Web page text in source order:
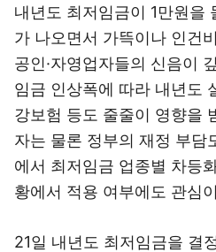
내년도 최저임금이 1만원을
가 나오면서 가뜩이나 인건
공인·자영업자들의 신음이
임금 인상폭에 따라 내년도
강보험 등도 줄줄이 영향을
자는 물론 정부의 재정 부담
에서 최저임금 업종별 차등
황에서 적용 여부에도 관심
21일 내년도 최저임금을 결